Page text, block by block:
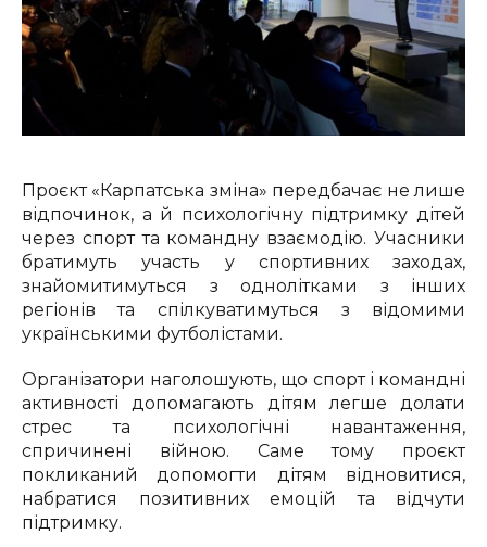
Проєкт «Карпатська зміна» передбачає не лише
відпочинок, а й психологічну підтримку дітей
через спорт та командну взаємодію. Учасники
братимуть участь у спортивних заходах,
знайомитимуться з однолітками з інших
регіонів та спілкуватимуться з відомими
українськими футболістами.
Організатори наголошують, що спорт і командні
активності допомагають дітям легше долати
стрес та психологічні навантаження,
спричинені війною. Саме тому проєкт
покликаний допомогти дітям відновитися,
набратися позитивних емоцій та відчути
підтримку.